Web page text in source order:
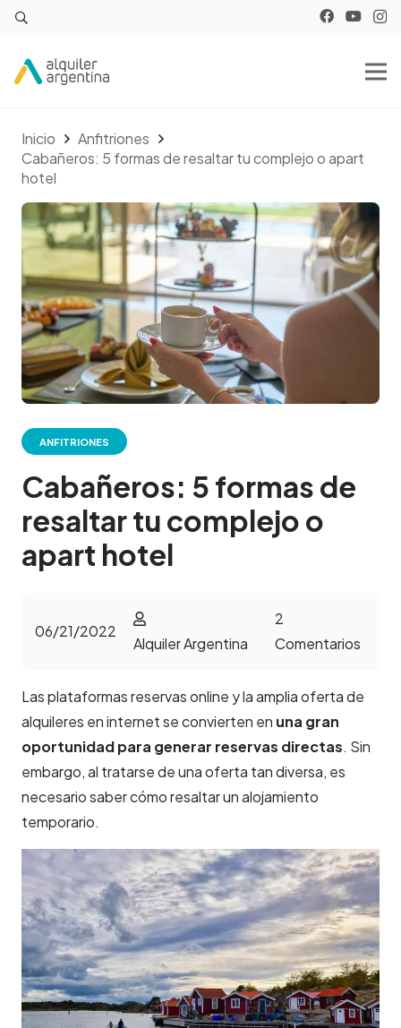
Inicio
Anfitriones
Cabañeros: 5 formas de resaltar tu complejo o apart
hotel
ANFITRIONES
Cabañeros: 5 formas de
resaltar tu complejo o
apart hotel
06/21/2022
Alquiler Argentina
2
Comentarios
Las plataformas reservas online y la amplia oferta de
alquileres en internet se convierten en una gran
oportunidad para generar reservas directas. Sin
embargo, al tratarse de una oferta tan diversa, es
necesario saber cómo resaltar un alojamiento
temporario.